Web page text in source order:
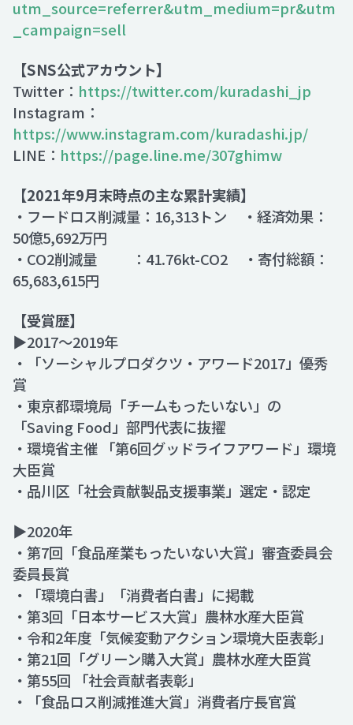
utm_source=referrer&utm_medium=pr&utm
_campaign=sell
【SNS公式アカウント】
Twitter： https://twitter.com/kuradashi_jp
Instagram：
https://www.instagram.com/kuradashi.jp/
LINE： https://page.line.me/307ghimw
【2021年9月末時点の主な累計実績】
・フードロス削減量：16,313トン ・経済効果：
50億5,692万円
・CO2削減量 ：41.76kt-CO2 ・寄付総額：
65,683,615円
【受賞歴】
▶2017～2019年
・「ソーシャルプロダクツ・アワード2017」優秀
賞
・東京都環境局「チームもったいない」の
「Saving Food」部門代表に抜擢
・環境省主催 「第6回グッドライフアワード」環境
大臣賞
・品川区「社会貢献製品支援事業」選定・認定
▶2020年
・第7回「食品産業もったいない大賞」審査委員会
委員長賞
・「環境白書」「消費者白書」に掲載
・第3回「日本サービス大賞」農林水産大臣賞
・令和2年度「気候変動アクション環境大臣表彰」
・第21回「グリーン購入大賞」農林水産大臣賞
・第55回 「社会貢献者表彰」
・「食品ロス削減推進大賞」消費者庁長官賞